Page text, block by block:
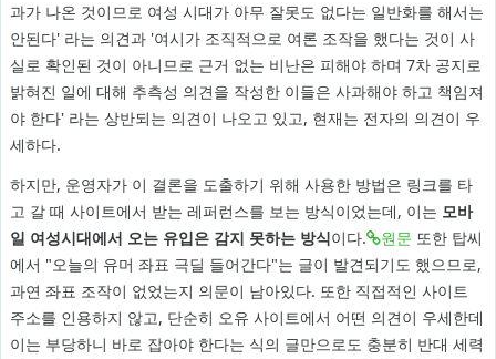
과가 나온 것이므로 여성 시대가 아무 잘못도 없다는 일반화를 해서는
안된다' 라는 의견과 '여시가 조직적으로 여론 조작을 했다는 것이 사
실로 확인된 것이 아니므로 근거 없는 비난은 피해야 하며 7차 공지로
밝혀진 일에 대해 추측성 의견을 작성한 이들은 사과해야 하고 책임져
야 한다' 라는 상반되는 의견이 나오고 있고, 현재는 전자의 의견이 우
세하다.
하지만, 운영자가 이 결론을 도출하기 위해 사용한 방법은 링크를 타
고 갈 때 사이트에서 받는 레퍼런스를 보는 방식이었는데, 이는 모바
일 여성시대에서 오는 유입은 감지 못하는 방식이다. 원문 또한 탑씨
에서 "오늘의 유머 좌표 극딜 들어간다"는 글이 발견되기도 했으므로,
과연 좌표 조작이 없었는지 의문이 남아있다. 또한 직접적인 사이트
주소를 인용하지 않고, 단순히 오유 사이트에서 어떤 의견이 우세한데
이는 부당하니 바로 잡아야 한다는 식의 글만으로도 충분히 반대 세력